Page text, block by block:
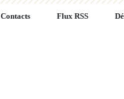
Contacts Flux RSS